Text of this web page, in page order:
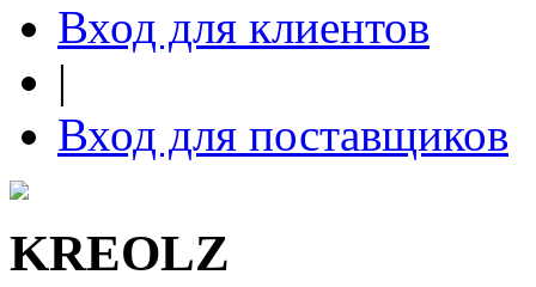
Вход для клиентов
|
Вход для поставщиков
KREOLZ